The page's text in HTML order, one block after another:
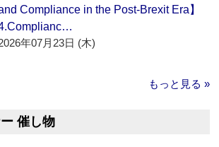
Compliance in the Post-Brexit Era】
年07月23日 (木)
もっと見る »
催し物